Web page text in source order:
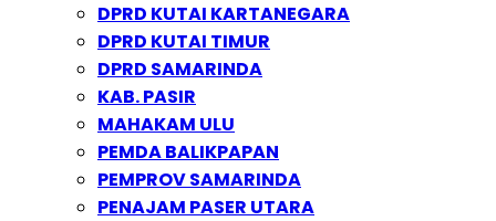
DPRD KUTAI KARTANEGARA
DPRD KUTAI TIMUR
DPRD SAMARINDA
KAB. PASIR
MAHAKAM ULU
PEMDA BALIKPAPAN
PEMPROV SAMARINDA
PENAJAM PASER UTARA